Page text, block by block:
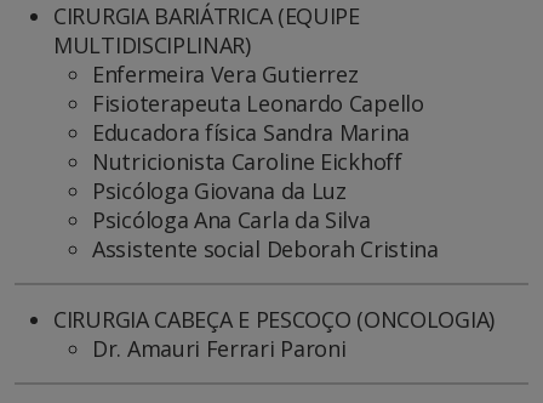
CIRURGIA BARIÁTRICA (EQUIPE
MULTIDISCIPLINAR)
Enfermeira Vera Gutierrez
Fisioterapeuta Leonardo Capello
Educadora física Sandra Marina
Nutricionista Caroline Eickhoff
Psicóloga Giovana da Luz
Psicóloga Ana Carla da Silva
Assistente social Deborah Cristina
CIRURGIA CABEÇA E PESCOÇO (ONCOLOGIA)
Dr. Amauri Ferrari Paroni